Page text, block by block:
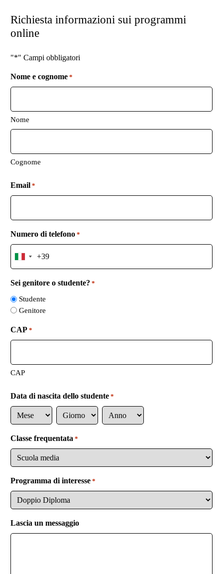
Richiesta informazioni sui programmi
online
"*" Campi obbligatori
Nome e cognome *
Nome
Cognome
Email *
Numero di telefono *
I
t
y
+
9
Sei genitore o studente? *
Studente
Genitore
CAP *
CAP
Data di nascita dello studente *
M
s
G
o
n
o
A
Classe frequentata *
Programma di interesse *
Lascia un messaggio